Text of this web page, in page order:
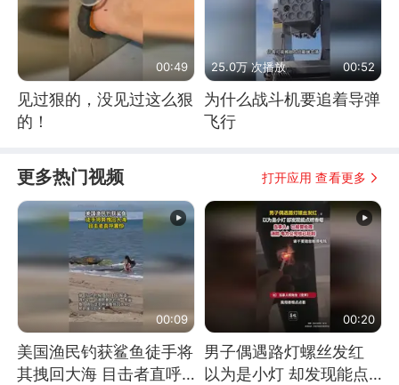
00:49
见过狠的，没见过这么狠
的！
25.0万 次播放 00:52
为什么战斗机要追着导弹
飞行
更多热门视频 打开应用 查看更多
00:09
美国渔民钓获鲨鱼徒手将
其拽回大海 目击者直呼
00:20
男子偶遇路灯螺丝发红
以为是小灯 却发现能点